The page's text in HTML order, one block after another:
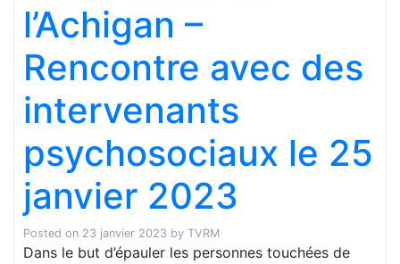
l’Achigan –
Rencontre avec des
intervenants
psychosociaux le 25
janvier 2023
Posted on 23 janvier 2023 by TVRM
Dans le but d’épauler les personnes touchées de